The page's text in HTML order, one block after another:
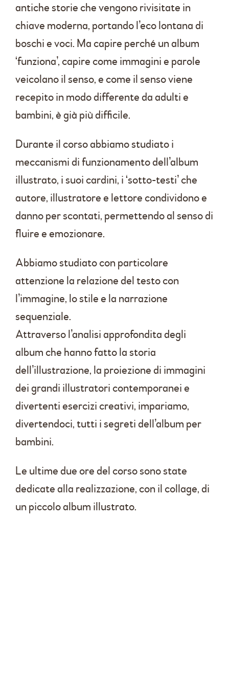
antiche storie che vengono rivisitate in
chiave moderna, portando l’eco lontana di
boschi e voci. Ma capire perché un album
‘funziona’, capire come immagini e parole
veicolano il senso, e come il senso viene
recepito in modo differente da adulti e
bambini, è già più difficile.
Durante il corso abbiamo studiato i
meccanismi di funzionamento dell’album
illustrato, i suoi cardini, i ‘sotto-testi’ che
autore, illustratore e lettore condividono e
danno per scontati, permettendo al senso di
fluire e emozionare.
Abbiamo studiato con particolare
attenzione la relazione del testo con
l’immagine, lo stile e la narrazione
sequenziale.
Attraverso l’analisi approfondita degli
album che hanno fatto la storia
dell’illustrazione, la proiezione di immagini
dei grandi illustratori contemporanei e
divertenti esercizi creativi, impariamo,
divertendoci, tutti i segreti dell’album per
bambini.
Le ultime due ore del corso sono state
dedicate alla realizzazione, con il collage, di
un piccolo album illustrato.